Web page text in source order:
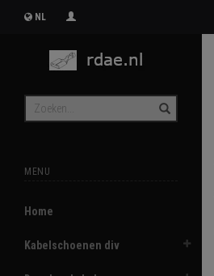
NL
MENU
Home
Kabelschoenen div